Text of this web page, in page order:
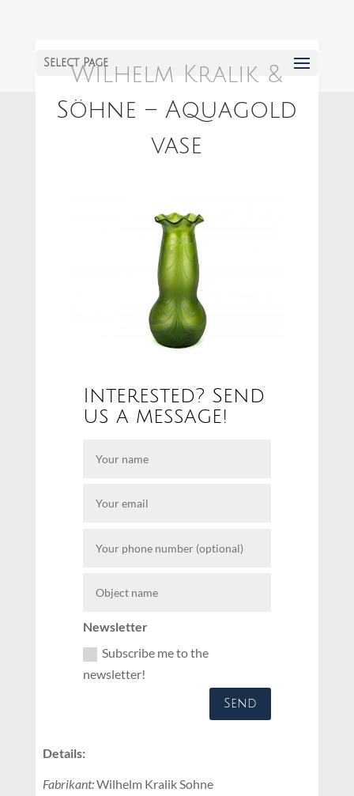
Select Page
Wilhelm Kralik &
Söhne – Aquagold
vase
Interested? Send
us a message!
Newsletter
Subscribe me to the
newsletter!
Send
Details:
Fabrikant:Wilhelm Kralik Sohne